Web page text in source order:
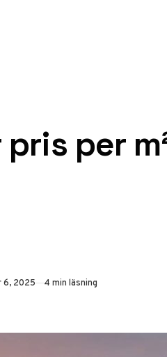
per
6, 2025 4 min läsning